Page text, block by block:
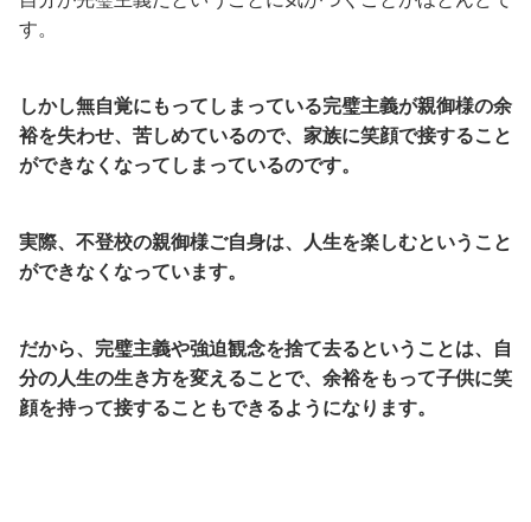
す。
しかし無自覚にもってしまっている完璧主義が親御様の余
裕を失わせ、苦しめているので、家族に笑顔で接すること
ができなくなってしまっているのです。
実際、不登校の親御様ご自身は、人生を楽しむということ
ができなくなっています。
だから、完璧主義や強迫観念を捨て去るということは、自
分の人生の生き方を変えることで、余裕をもって子供に笑
顔を持って接することもできるようになります。